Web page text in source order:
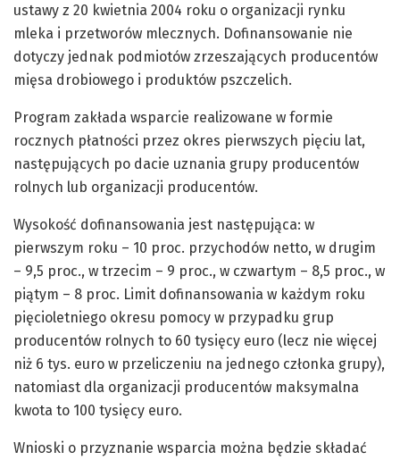
ustawy z 20 kwietnia 2004 roku o organizacji rynku
mleka i przetworów mlecznych. Dofinansowanie nie
dotyczy jednak podmiotów zrzeszających producentów
mięsa drobiowego i produktów pszczelich.
Program zakłada wsparcie realizowane w formie
rocznych płatności przez okres pierwszych pięciu lat,
następujących po dacie uznania grupy producentów
rolnych lub organizacji producentów.
Wysokość dofinansowania jest następująca: w
pierwszym roku – 10 proc. przychodów netto, w drugim
– 9,5 proc., w trzecim – 9 proc., w czwartym – 8,5 proc., w
piątym – 8 proc. Limit dofinansowania w każdym roku
pięcioletniego okresu pomocy w przypadku grup
producentów rolnych to 60 tysięcy euro (lecz nie więcej
niż 6 tys. euro w przeliczeniu na jednego członka grupy),
natomiast dla organizacji producentów maksymalna
kwota to 100 tysięcy euro.
Wnioski o przyznanie wsparcia można będzie składać